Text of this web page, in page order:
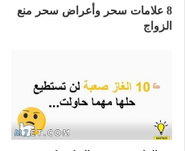
8 علامات سحر وأعراض سحر منع
الزواج